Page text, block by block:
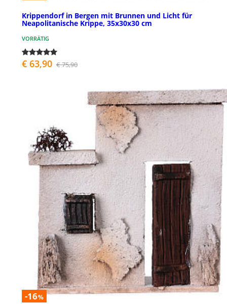
Krippendorf in Bergen mit Brunnen und Licht für
Neapolitanische Krippe, 35x30x30 cm
VORRÄTIG
€ 63,90 € 75,90
-16%